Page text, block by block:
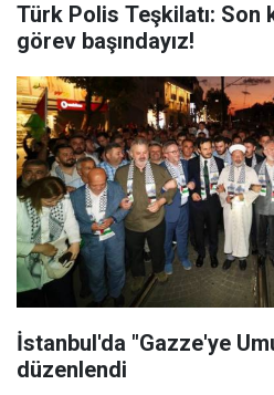
Türk Polis Teşkilatı: Son
görev başındayız!
İstanbul'da "Gazze'ye
düzenlendi